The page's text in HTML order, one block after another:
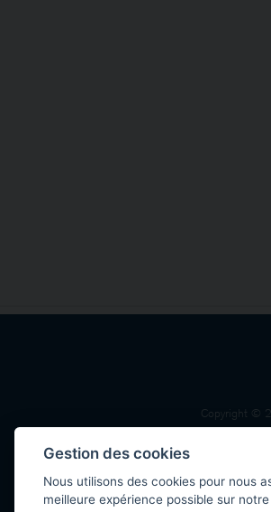
Copyright ©
Gestion des cookies
Nous utilisons des cookies pour nous
meilleure expérience possible sur